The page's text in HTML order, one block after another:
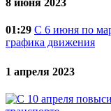
01:29 С 6 июня по
графика движения
1 апреля 2023